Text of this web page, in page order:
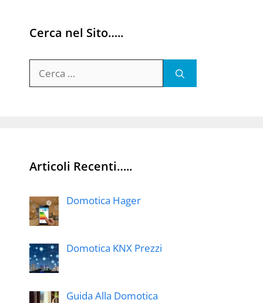
Cerca nel Sito…..
per:
Articoli Recenti…..
Domotica Hager
Domotica KNX Prezzi
Guida Alla Domotica